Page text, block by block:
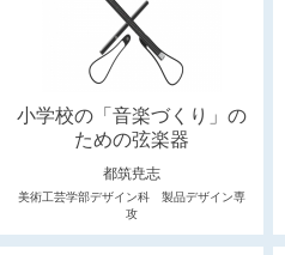
小学校の「音楽づくり」の
ための弦楽器
都筑尭志
美術工芸学部デザイン科 製品デザイン専
攻